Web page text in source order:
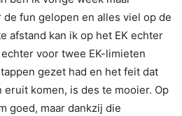
fun gelopen en alles viel op de
afstand kan ik op het EK echter
voor twee EK-limieten
gezet had en het feit dat
komen, is des te mooier. Op
goed, maar dankzij die